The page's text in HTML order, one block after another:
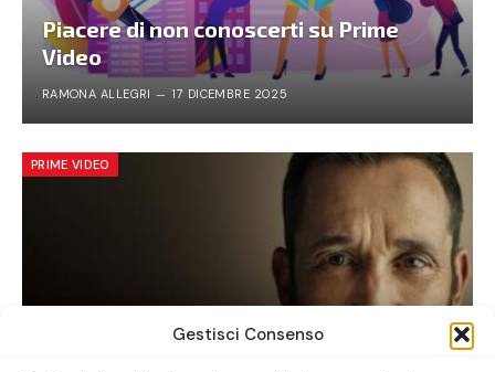
Gestisci Consenso
Piacere di non conoscerti su Prime
Video
RAMONA ALLEGRI 17 DICEMBRE 2025
PRIME VIDEO